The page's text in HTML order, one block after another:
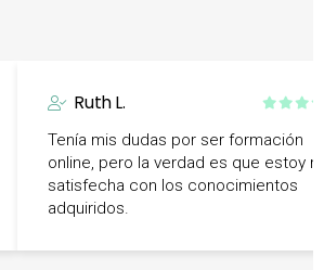
Ruth L.
Tenía mis dudas por ser formación
online, pero la verdad es que estoy
satisfecha con los conocimientos
adquiridos.